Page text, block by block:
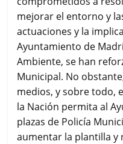
mejorar el entorno y
actuaciones y la
Ayuntamiento de
Ambiente, se han
Municipal. No
medios, y sobre todo,
la Nación permita al
plazas de Policía
aumentar la plantilla y